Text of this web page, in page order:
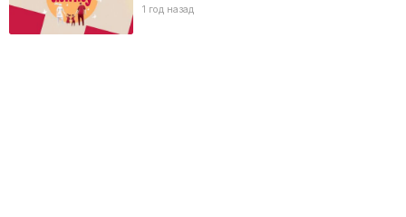
1 год назад